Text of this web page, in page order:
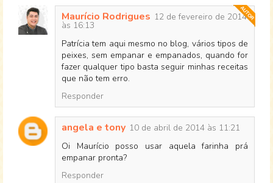
Maurício Rodrigues 12 de fevereiro de 2014
às 16:13
Patrícia tem aqui mesmo no blog, vários tipos de
peixes, sem empanar e empanados, quando for
fazer qualquer tipo basta seguir minhas receitas
que não tem erro.
Responder
angela e tony 10 de abril de 2014 às 11:21
Oi Maurício posso usar aquela farinha prá
empanar pronta?
Responder